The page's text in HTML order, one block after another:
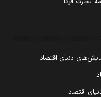
دنیای اقتصاد
اقتصاد